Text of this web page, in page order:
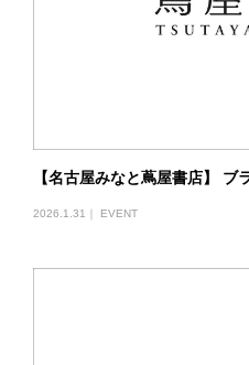
【名古屋みなと蔦屋書店】 ブ
2026.1.31｜ EVENT